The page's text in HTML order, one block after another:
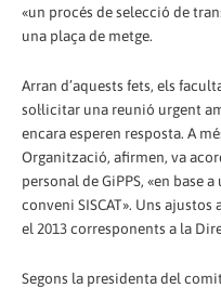
«un procés de selecció de
una plaça de metge.
Arran d’aquests fets, els
sol·licitar una reunió urgent
encara esperen resposta. A
Organització, afirmen, va
personal de GiPPS, «en base
conveni SISCAT». Uns
el 2013 corresponents a la
Segons la presidenta del